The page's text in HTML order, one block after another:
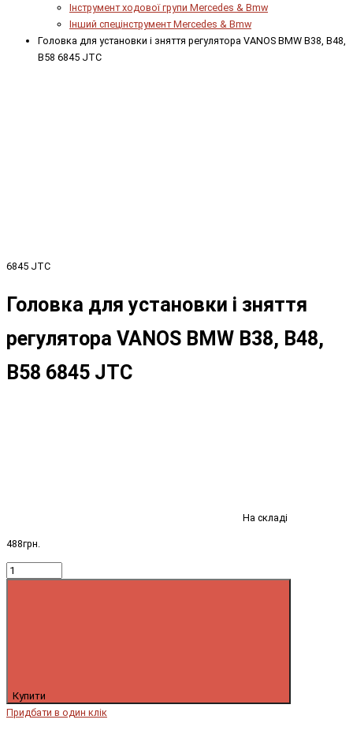
Інструмент ходової групи Mercedes & Bmw
Інший спецінструмент Mercedes & Bmw
Головка для установки і зняття регулятора VANOS BMW B38, B48,
B58 6845 JTC
6845 JTC
Головка для установки і зняття
регулятора VANOS BMW B38, B48,
B58 6845 JTC
На складі
488грн.
Купити
Придбати в один клік